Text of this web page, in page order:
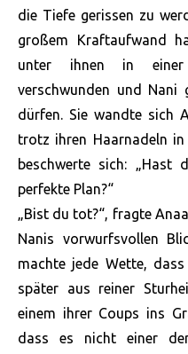
die Tiefe gerissen zu
großem Kraftaufwand
unter ihnen in einer
verschwunden und Nani
dürfen. Sie wandte sich
trotz ihren Haarnadeln
beschwerte sich:
perfekte Plan?“
„Bist du tot?“, fragte
Nanis vorwurfsvollen
machte jede Wette,
später aus reiner
einem ihrer Coups ins
dass es nicht einer